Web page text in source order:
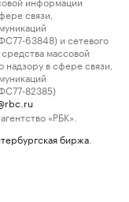
связи,
63848) и сетевого
массовой
в сфере связи,
82385)
«РБК».
биржа